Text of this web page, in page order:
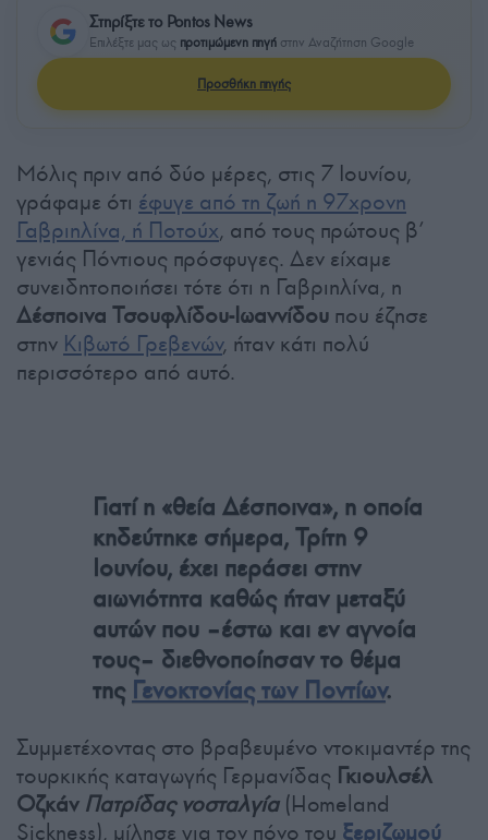
Στηρίξτε το Pontos News
Επιλέξτε μας ως προτιμώμενη πηγή στην Αναζήτηση Google
Προσθήκη πηγής
Μόλις πριν από δύο μέρες, στις 7 Ιουνίου,
γράφαμε ότι έφυγε από τη ζωή η 97χρονη
Γαβριηλίνα, ή Ποτούχ, από τους πρώτους β’
γενιάς Πόντιους πρόσφυγες. Δεν είχαμε
συνειδητοποιήσει τότε ότι η Γαβριηλίνα, η
Δέσποινα Τσουφλίδου-Ιωαννίδου που έζησε
στην Κιβωτό Γρεβενών, ήταν κάτι πολύ
περισσότερο από αυτό.
Γιατί η «θεία Δέσποινα», η οποία
κηδεύτηκε σήμερα, Τρίτη 9
Ιουνίου, έχει περάσει στην
αιωνιότητα καθώς ήταν μεταξύ
αυτών που –έστω και εν αγνοία
τους– διεθνοποίησαν το θέμα
της Γενοκτονίας των Ποντίων.
Συμμετέχοντας στο βραβευμένο ντοκιμαντέρ της
τουρκικής καταγωγής Γερμανίδας Γκιουλσέλ
Οζκάν Πατρίδας νοσταλγία(Homeland
Sickness), μίλησε για τον πόνο του ξεριζωμού